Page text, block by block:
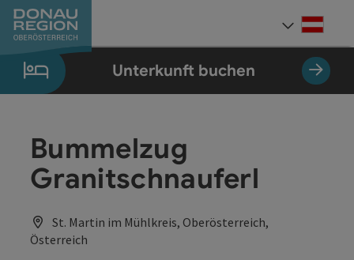
Zum Inhalt
Zur Navigation
Zum Seitenanfang
Zur Kontaktseite
Zum Impressum
Zur Startseite
Unterkunft buchen
Bummelzug
Granitschnauferl
St. Martin im Mühlkreis, Oberösterreich,
Österreich